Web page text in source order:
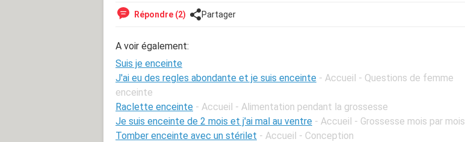
Répondre (2) Partager
A voir également:
Suis je enceinte
J'ai eu des regles abondante et je suis enceinte - Accueil - Questions de femme
enceinte
Raclette enceinte - Accueil - Alimentation pendant la grossesse
Je suis enceinte de 2 mois et j'ai mal au ventre - Accueil - Grossesse mois par mois
Tomber enceinte avec un stérilet - Accueil - Conception